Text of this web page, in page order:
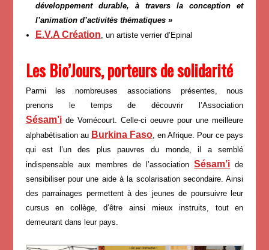
développement durable, à travers la conception et
l’animation d’activités thématiques »
E.V.A Création , un artiste verrier d’Epinal
Les Bio’Jours, porteurs de solidarité
Parmi les nombreuses associations présentes, nous
prenons le temps de découvrir l’Association
Sésam’ide Vomécourt. Celle-ci oeuvre pour une meilleure
alphabétisation au Burkina Faso, en Afrique. Pour ce pays
qui est l’un des plus pauvres du monde, il a semblé
indispensable aux membres de l’associationSésam’i de
sensibiliser pour une aide à la scolarisation secondaire. Ainsi
des parrainages permettent à des jeunes de poursuivre leur
cursus en collège, d’être ainsi mieux instruits, tout en
demeurant dans leur pays.